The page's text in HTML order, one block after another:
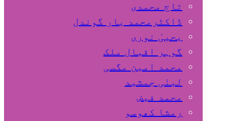
تاج محمدی
ڈاکٹرمحمد یار گوندل
گوہر اقبال ملک
محمد امین مگسی
لبنٰی جمشید
محمد فیض
رمشا کھوسو